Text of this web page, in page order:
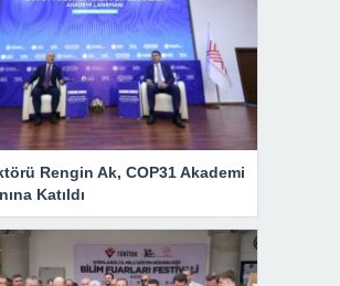
Rengin Ak, COP31 Akademi
Katıldı